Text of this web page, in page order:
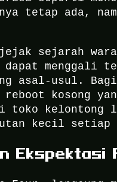
tetap ada,
sejarah
menggali
asal-usul.
kosong
kelontong
kecil
Ekspektasi